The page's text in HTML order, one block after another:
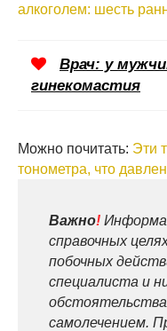
алкоголем: шесть
Врач: у
гинекомастия
Можно почитать: Эти
тонометра, что
Важно!
справочных
побочных
специалиста и
самолечением.